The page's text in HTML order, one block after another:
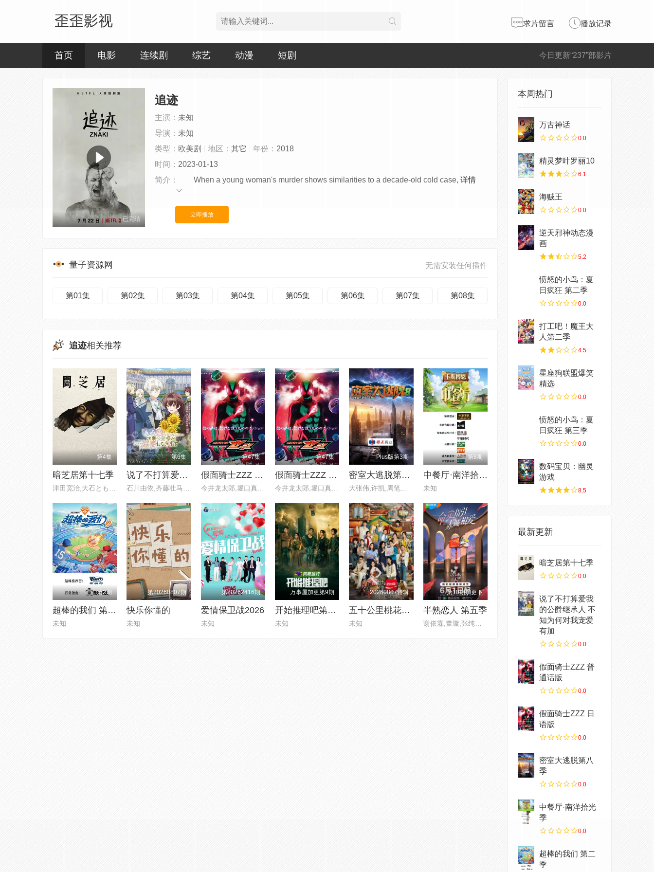
歪歪影视 求片留言 播放记录
今日更新“237”部影片
首页 电影 连续剧 综艺 动漫 短剧
已完结
追迹
主演： 未知
导演： 未知
类型： 欧美剧 地区： 其它 年份： 2018
时间： 2023-01-13
简介：
When a young woman's murder shows similarities to a decade-old cold case, 详情
立即播放
无需安装任何插件
量子资源网
第01集 第02集 第03集 第04集 第05集 第06集 第07集 第08集
追迹相关推荐
第4集
暗芝居第十七季
津田宽治,大石ともこ,土屋咲登子
第6集
说了不打算爱我的公爵继承人 不知为何对我宠爱有加
石川由依,齐藤壮马,石川界人
第47集
假面骑士ZZZ 普通话版
今井龙太郎,堀口真帆,三岛健太,
第47集
假面骑士ZZZ​ 日语版
今井龙太郎,堀口真帆,三岛健太,
Plus版第3期
密室大逃脱第八季
大张伟,许凯,周笔畅,彭昱畅,张
第8期
中餐厅·南洋拾光季
未知
第2期
超棒的我们 第二季
未知
第20260807期
快乐你懂的
未知
第20262416期
爱情保卫战2026
未知
万事屋加更第9期
开始推理吧第四季
未知
20260807特辑
五十公里桃花坞第6季
未知
第10期加更下
半熟恋人 第五季
谢依霖,董璇,张纯烨,夏之光,沈
本周热门
万古神话
0.0
精灵梦叶罗丽10
6.1
海贼王
0.0
逆天邪神动态漫
画
5.2
愤怒的小鸟：夏
日疯狂 第二季
0.0
打工吧！魔王大
人第二季
4.5
星座狗联盟爆笑
精选
0.0
愤怒的小鸟：夏
日疯狂 第三季
0.0
数码宝贝：幽灵
游戏
8.5
最新更新
暗芝居第十七季
0.0
说了不打算爱我
的公爵继承人 不
知为何对我宠爱
有加
0.0
假面骑士ZZZ 普
通话版
0.0
假面骑士ZZZ​ 日
语版
0.0
密室大逃脱第八
季
0.0
中餐厅·南洋拾光
季
0.0
超棒的我们 第二
季